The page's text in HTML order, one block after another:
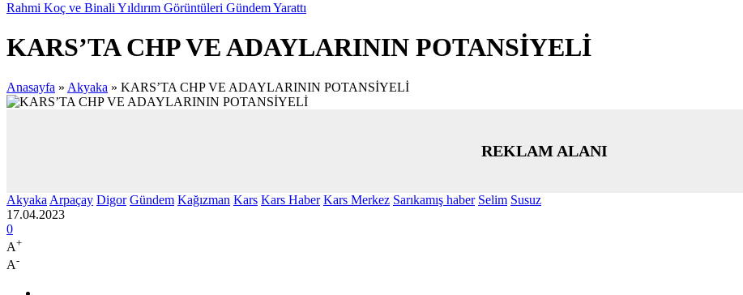
Rahmi Koç ve Binali Yıldırım Görüntüleri Gündem Yarattı
KARS’TA CHP VE ADAYLARININ POTANSİYELİ
Anasayfa » Akyaka » KARS’TA CHP VE ADAYLARININ POTANSİYELİ
REKLAM ALANI
Akyaka Arpaçay Digor Gündem Kağızman Kars Kars Haber Kars Merkez Sarıkamış haber Selim Susuz
17.04.2023
0
A+
A-